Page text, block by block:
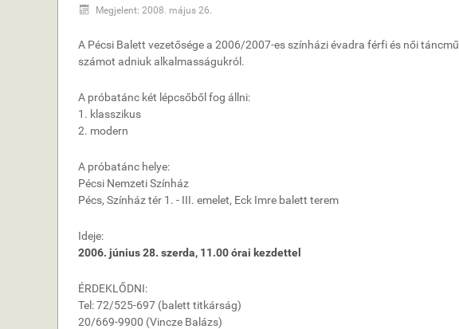
Megjelent: 2008. május 26.
A Pécsi Balett vezetősége a 2006/2007-es színházi évadra férfi és női
számot adniuk alkalmasságukról.
A próbatánc két lépcsőből fog állni:
1. klasszikus
2. modern
A próbatánc helye:
Pécsi Nemzeti Színház
Pécs, Színház tér 1. - III. emelet, Eck Imre balett terem
Ideje:
2006. június 28. szerda, 11.00 órai kezdettel
ÉRDEKLŐDNI:
Tel: 72/525-697 (balett titkárság)
20/669-9900 (Vincze Balázs)